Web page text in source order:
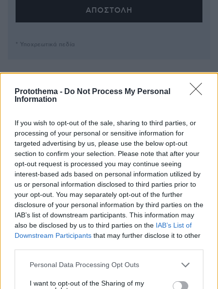
Protothema - Do Not Process My Personal
Information
If you wish to opt-out of the sale, sharing to third parties, or
processing of your personal or sensitive information for
targeted advertising by us, please use the below opt-out
section to confirm your selection. Please note that after your
opt-out request is processed you may continue seeing
interest-based ads based on personal information utilized by
us or personal information disclosed to third parties prior to
your opt-out. You may separately opt-out of the further
disclosure of your personal information by third parties on the
IAB’s list of downstream participants. This information may
also be disclosed by us to third parties on the IAB’s List of
Downstream Participants that may further disclose it to other
Please note that this website/app uses one or more Google
not limited to your visit or usage behaviour. You may click to
Personal Data Processing Opt Outs
I want to opt-out of the Sharing of my
* Υποχρεωτικά πεδία
ΡΟΗ ΕΙΔΗΣΕΩΝ
Ρωσικά πλήγματα σε Κίεβο και Μπροβαρί: Τρεις νεκροί,
ανάμεσά τους ένα παιδί
πριν 40 λεπτά
Ήττα της Σάκκαρη με 2-0 από την Γκοφ και αποκλεισμός
στο Τορόντο
08.08.2026, 03:37
Ο Κούτσιας πέτυχε το πρώτο γκολ της φετινής Primeira
Liga, δείτε το γκολ
08.08.2026, 03:31
08.08.2026, 03:00
08.08.2026, 02:28